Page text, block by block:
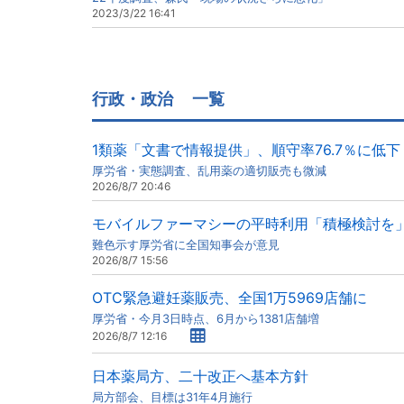
2023/3/22 16:41
行政・政治 一覧
1類薬「文書で情報提供」、順守率76.7％に低下
厚労省・実態調査、乱用薬の適切販売も微減
2026/8/7 20:46
モバイルファーマシーの平時利用「積極検討を
難色示す厚労省に全国知事会が意見
2026/8/7 15:56
OTC緊急避妊薬販売、全国1万5969店舗に
厚労省・今月3日時点、6月から1381店舗増
2026/8/7 12:16
日本薬局方、二十改正へ基本方針
局方部会、目標は31年4月施行